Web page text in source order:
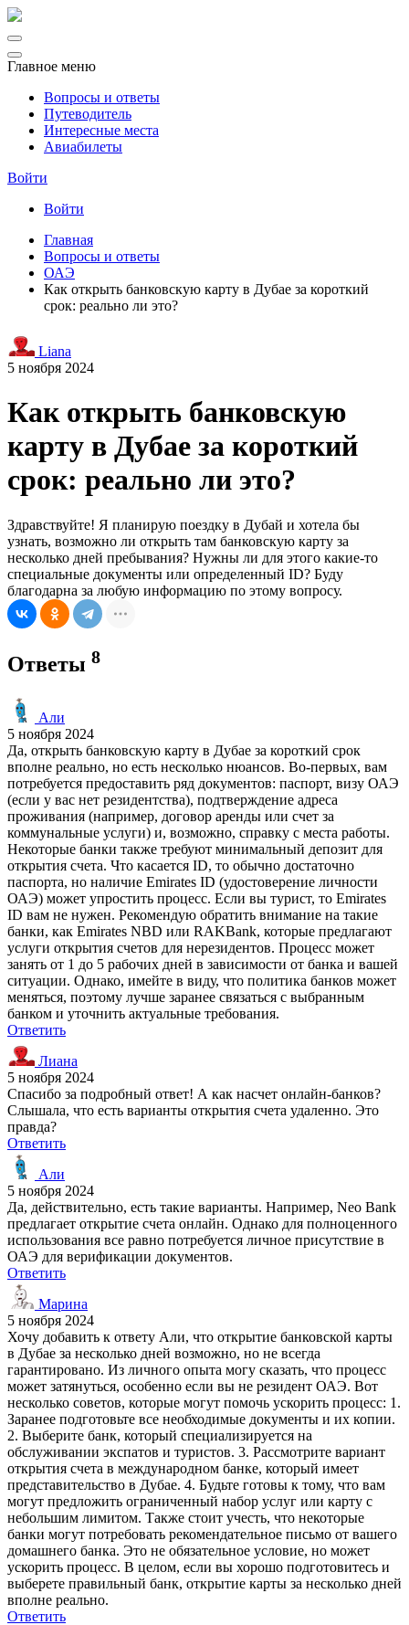
Главное меню
Вопросы и ответы
Путеводитель
Интересные места
Авиабилеты
Войти
Войти
Главная
Вопросы и ответы
ОАЭ
Как открыть банковскую карту в Дубае за короткий
срок: реально ли это?
Liana
5 ноября 2024
Как открыть банковскую
карту в Дубае за короткий
срок: реально ли это?
Здравствуйте! Я планирую поездку в Дубай и хотела бы
узнать, возможно ли открыть там банковскую карту за
несколько дней пребывания? Нужны ли для этого какие-то
специальные документы или определенный ID? Буду
благодарна за любую информацию по этому вопросу.
Ответы 8
Али
5 ноября 2024
Да, открыть банковскую карту в Дубае за короткий срок
вполне реально, но есть несколько нюансов. Во-первых, вам
потребуется предоставить ряд документов: паспорт, визу ОАЭ
(если у вас нет резидентства), подтверждение адреса
проживания (например, договор аренды или счет за
коммунальные услуги) и, возможно, справку с места работы.
Некоторые банки также требуют минимальный депозит для
открытия счета. Что касается ID, то обычно достаточно
паспорта, но наличие Emirates ID (удостоверение личности
ОАЭ) может упростить процесс. Если вы турист, то Emirates
ID вам не нужен. Рекомендую обратить внимание на такие
банки, как Emirates NBD или RAKBank, которые предлагают
услуги открытия счетов для нерезидентов. Процесс может
занять от 1 до 5 рабочих дней в зависимости от банка и вашей
ситуации. Однако, имейте в виду, что политика банков может
меняться, поэтому лучше заранее связаться с выбранным
банком и уточнить актуальные требования.
Ответить
Лиана
5 ноября 2024
Спасибо за подробный ответ! А как насчет онлайн-банков?
Слышала, что есть варианты открытия счета удаленно. Это
правда?
Ответить
Али
5 ноября 2024
Да, действительно, есть такие варианты. Например, Neo Bank
предлагает открытие счета онлайн. Однако для полноценного
использования все равно потребуется личное присутствие в
ОАЭ для верификации документов.
Ответить
Марина
5 ноября 2024
Хочу добавить к ответу Али, что открытие банковской карты
в Дубае за несколько дней возможно, но не всегда
гарантировано. Из личного опыта могу сказать, что процесс
может затянуться, особенно если вы не резидент ОАЭ. Вот
несколько советов, которые могут помочь ускорить процесс: 1.
Заранее подготовьте все необходимые документы и их копии.
2. Выберите банк, который специализируется на
обслуживании экспатов и туристов. 3. Рассмотрите вариант
открытия счета в международном банке, который имеет
представительство в Дубае. 4. Будьте готовы к тому, что вам
могут предложить ограниченный набор услуг или карту с
небольшим лимитом. Также стоит учесть, что некоторые
банки могут потребовать рекомендательное письмо от вашего
домашнего банка. Это не обязательное условие, но может
ускорить процесс. В целом, если вы хорошо подготовитесь и
выберете правильный банк, открытие карты за несколько дней
вполне реально.
Ответить